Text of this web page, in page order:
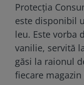
Protecția
este disponibil
leu. Este vorba
vanilie, servită
găsi la raionul
fiecare magazin